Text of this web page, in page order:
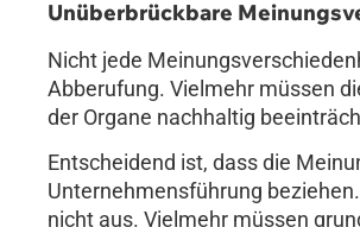
Unüberbrückbare
Nicht jede
Abberufung. Vielmehr müssen
der Organe nachhaltig
Entscheidend ist, dass die
Unternehmensführung
nicht aus. Vielmehr müssen